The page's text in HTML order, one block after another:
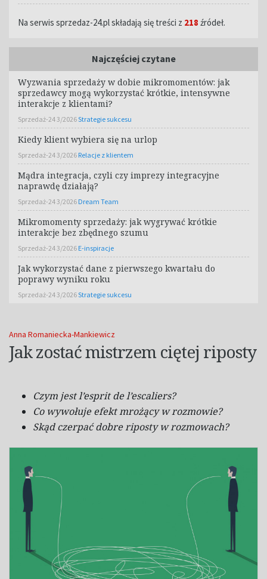
Anna Romaniecka-Mankiewicz
Jak zostać mistrzem ciętej riposty
Czym jestl’esprit de l’escaliers?
Co wywołuje efekt mrożącywrozmowie?
Skąd czerpać dobre ripostywrozmowach?
Na serwis sprzedaz-24.pl składają się treści z 218 źródeł.
Najczęściej czytane
Wyzwania sprzedaży w dobie mikromomentów: jak
sprzedawcy mogą wykorzystać krótkie, intensywne
interakcje z klientami?
Sprzedaż-24 3/2026Strategie sukcesu
Kiedy klient wybiera się na urlop
Sprzedaż-24 3/2026 Relacje z klientem
Mądra integracja, czyli czy imprezy integracyjne
naprawdę działają?
Sprzedaż-24 3/2026 Dream Team
Mikromomenty sprzedaży: jak wygrywać krótkie
interakcje bez zbędnego szumu
Sprzedaż-24 3/2026 E-inspiracje
Jak wykorzystać dane z pierwszego kwartału do
poprawy wyniku roku
Sprzedaż-24 3/2026Strategie sukcesu